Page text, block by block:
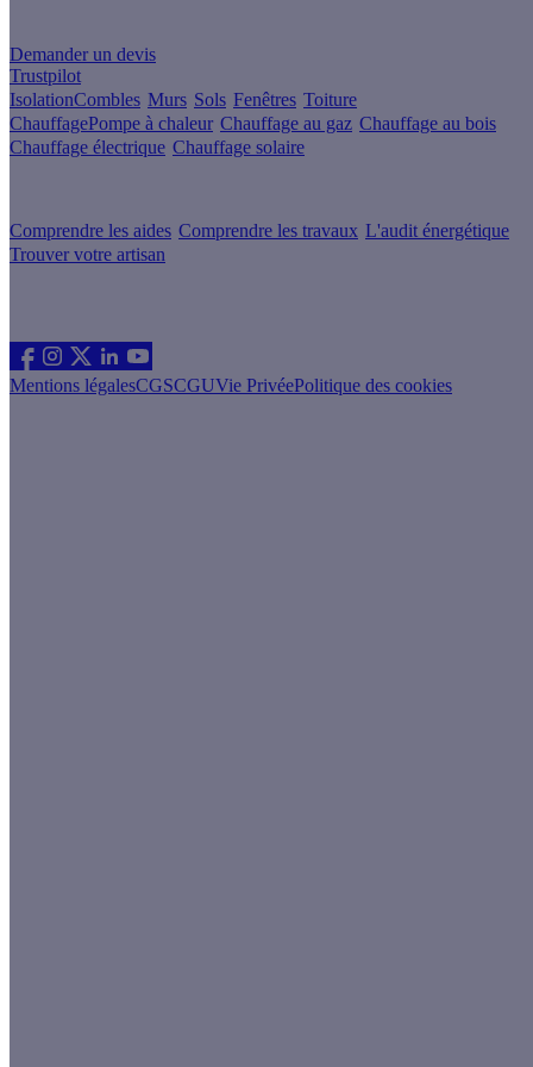
Demander un devis
Trustpilot
IsolationCombles Murs Sols Fenêtres Toiture
ChauffagePompe à chaleur Chauffage au gaz Chauffage au bois
Chauffage électrique Chauffage solaire
Comprendre les aides Comprendre les travaux L'audit énergétique
Trouver votre artisan
Mentions légalesCGSCGUVie PrivéePolitique des cookies